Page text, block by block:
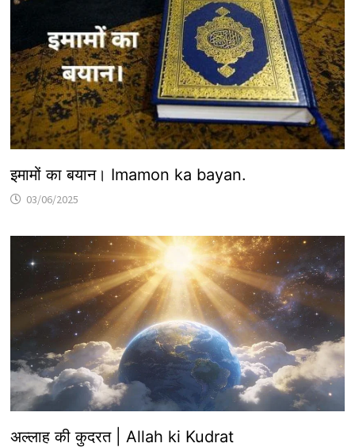
इमामों का बयान। Imamon ka bayan.
03/06/2025
अल्लाह की कुदरत | Allah ki Kudrat